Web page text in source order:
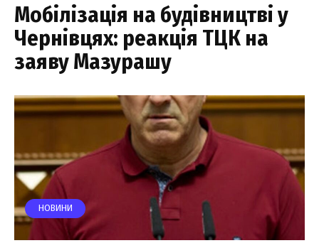
Мобілізація на будівництві у
Чернівцях: реакція ТЦК на
заяву Мазурашу
НОВИНИ